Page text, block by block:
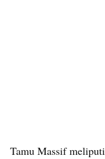
Tamu Massif